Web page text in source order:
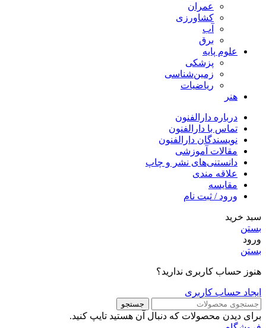
عمران
کشاورزی
آب
برق
علوم پایه
پزشکی
زمین‌شناسی
ریاضیات
هنر
درباره دارالفنون
تماس با دارالفنون
نویسندگان دارالفنون
مقالات آموزشی
دانستنی‌های نشر و چاپ
علاقه مندی
مقایسه
ورود / ثبت نام
سبد خرید
بستن
ورود
بستن
هنوز حساب کاربری ندارید؟
ایجاد حساب کاربری
جستجو
برای دیدن محصولات که دنبال آن هستید تایپ کنید.